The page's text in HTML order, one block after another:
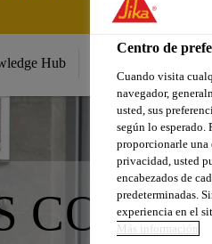
Hub
Centro de
Cuando visita
navegador,
usted, sus
según lo
proporcionarle una
privacidad, usted
encabezados de
predeterminadas.
experiencia en el
Más información